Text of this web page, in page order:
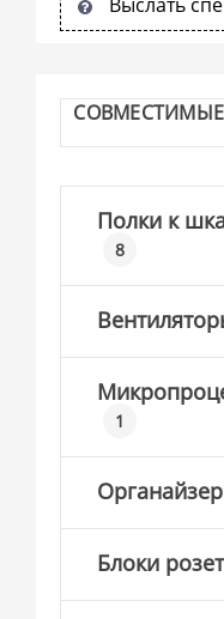
Полки к
8
1
Блоки